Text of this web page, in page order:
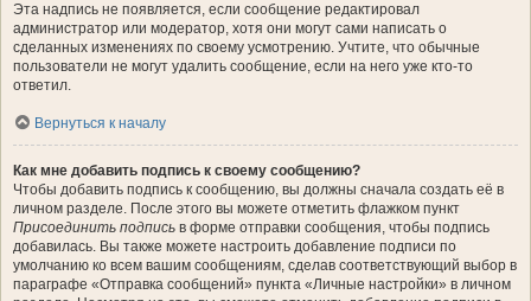
Эта надпись не появляется, если сообщение редактировал
администратор или модератор, хотя они могут сами написать о
сделанных изменениях по своему усмотрению. Учтите, что обычные
пользователи не могут удалить сообщение, если на него уже кто-то
ответил.
Вернуться к началу
Как мне добавить подпись к своему сообщению?
Чтобы добавить подпись к сообщению, вы должны сначала создать её в
личном разделе. После этого вы можете отметить флажком пункт
Присоединить подпись в форме отправки сообщения, чтобы подпись
добавилась. Вы также можете настроить добавление подписи по
умолчанию ко всем вашим сообщениям, сделав соответствующий выбор в
параграфе «Отправка сообщений» пункта «Личные настройки» в личном